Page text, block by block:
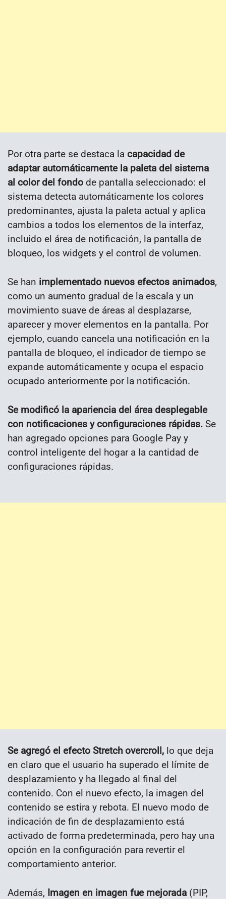
Por otra parte se destaca la capacidad de
adaptar automáticamente la paleta del sistema
al color del fondo de pantalla seleccionado: el
sistema detecta automáticamente los colores
predominantes, ajusta la paleta actual y aplica
cambios a todos los elementos de la interfaz,
incluido el área de notificación, la pantalla de
bloqueo, los widgets y el control de volumen.
Se han implementado nuevos efectos animados,
como un aumento gradual de la escala y un
movimiento suave de áreas al desplazarse,
aparecer y mover elementos en la pantalla. Por
ejemplo, cuando cancela una notificación en la
pantalla de bloqueo, el indicador de tiempo se
expande automáticamente y ocupa el espacio
ocupado anteriormente por la notificación.
Se modificó la apariencia del área desplegable
con notificaciones y configuraciones rápidas. Se
han agregado opciones para Google Pay y
control inteligente del hogar a la cantidad de
configuraciones rápidas.
Se agregó el efecto Stretch overcroll, lo que deja
en claro que el usuario ha superado el límite de
desplazamiento y ha llegado al final del
contenido. Con el nuevo efecto, la imagen del
contenido se estira y rebota. El nuevo modo de
indicación de fin de desplazamiento está
activado de forma predeterminada, pero hay una
opción en la configuración para revertir el
comportamiento anterior.
Además, Imagen en imagen fue mejorada (PIP,